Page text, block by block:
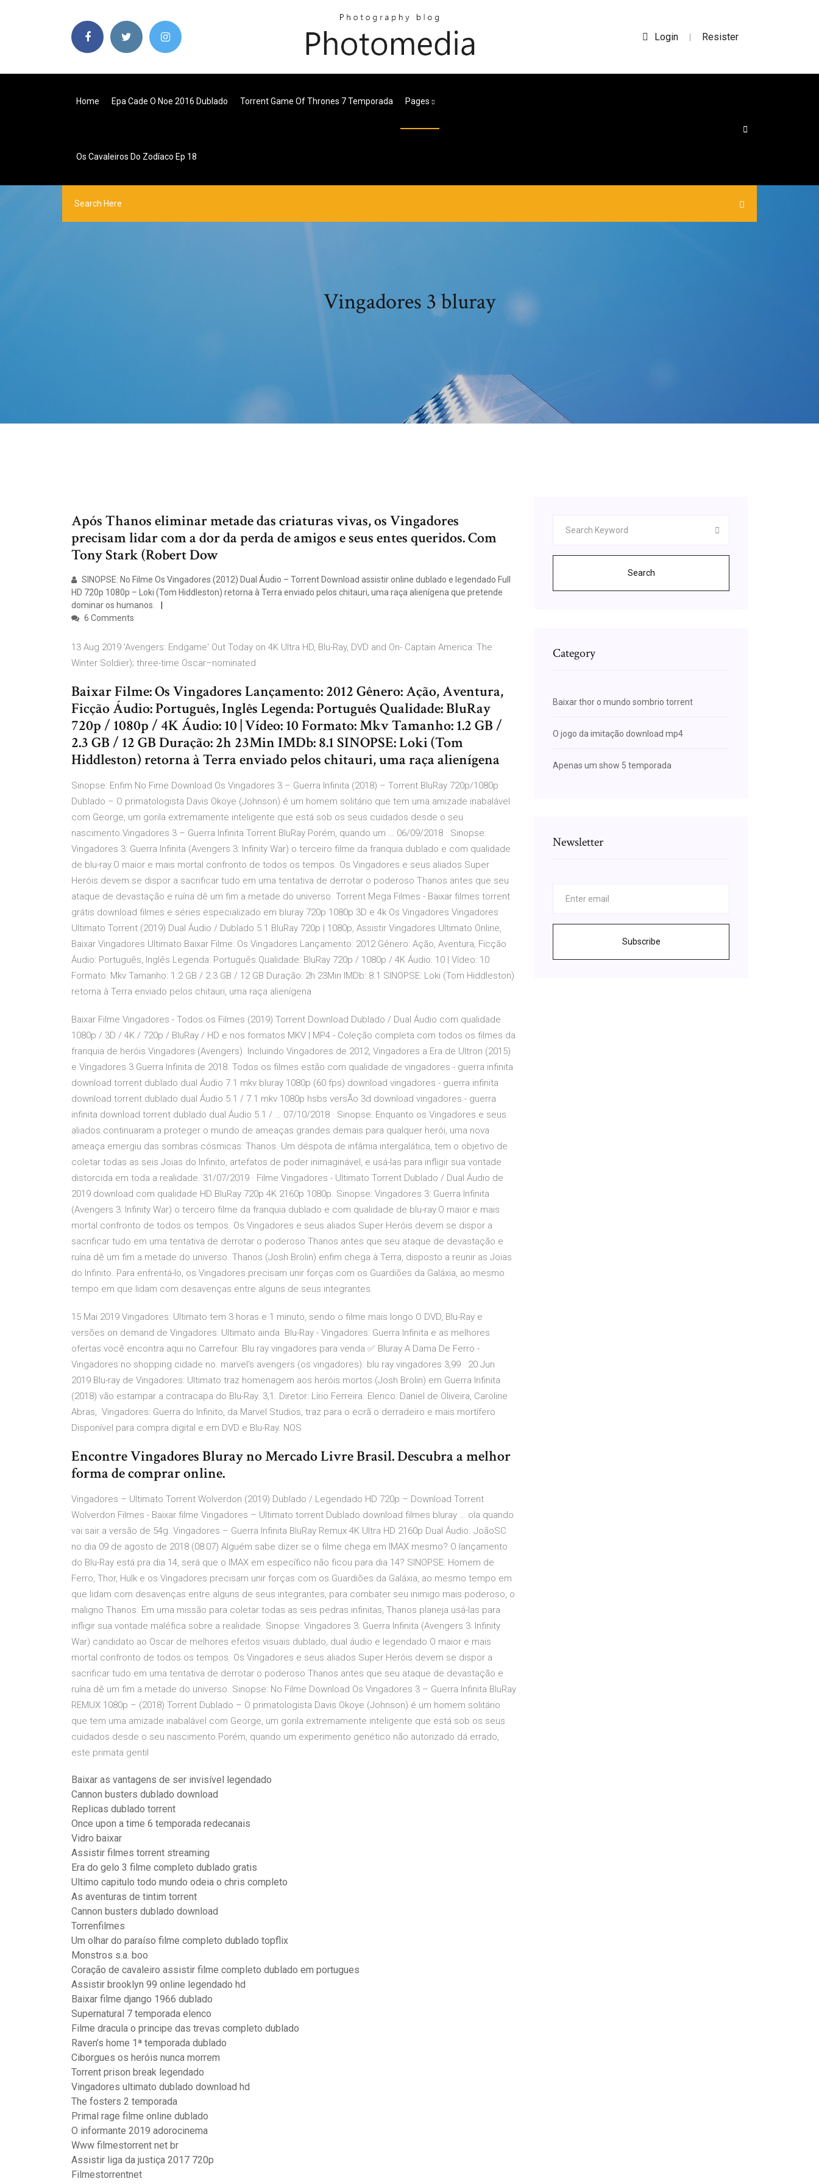
Login | Resister
Home Epa Cade O Noe 2016 Dublado Torrent Game Of Thrones 7 Temporada Pages
Os Cavaleiros Do Zodíaco Ep 18
Vingadores 3 bluray
Após Thanos eliminar metade das criaturas vivas, os Vingadores
precisam lidar com a dor da perda de amigos e seus entes queridos. Com
Tony Stark (Robert Dow
SINOPSE: No Filme Os Vingadores (2012) Dual Áudio – Torrent Download assistir online dublado e legendado Full
HD 720p 1080p – Loki (Tom Hiddleston) retorna à Terra enviado pelos chitauri, uma raça alienígena que pretende
dominar os humanos.
6 Comments
13 Aug 2019 'Avengers: Endgame' Out Today on 4K Ultra HD, Blu-Ray, DVD and On- Captain America: The
Winter Soldier); three-time Oscar–nominated
Baixar Filme: Os Vingadores Lançamento: 2012 Gênero: Ação, Aventura,
Ficção Áudio: Português, Inglês Legenda: Português Qualidade: BluRay
720p / 1080p / 4K Áudio: 10 | Vídeo: 10 Formato: Mkv Tamanho: 1.2 GB /
2.3 GB / 12 GB Duração: 2h 23Min IMDb: 8.1 SINOPSE: Loki (Tom
Hiddleston) retorna à Terra enviado pelos chitauri, uma raça alienígena
Sinopse: Enfim No Fime Download Os Vingadores 3 – Guerra Infinita (2018) – Torrent BluRay 720p/1080p
Dublado – O primatologista Davis Okoye (Johnson) é um homem solitário que tem uma amizade inabalável
com George, um gorila extremamente inteligente que está sob os seus cuidados desde o seu
nascimento.Vingadores 3 – Guerra Infinita Torrent BluRay Porém, quando um … 06/09/2018 · Sinopse:
Vingadores 3: Guerra Infinita (Avengers 3: Infinity War) o terceiro filme da franquia dublado e com qualidade
de blu-ray.O maior e mais mortal confronto de todos os tempos. Os Vingadores e seus aliados Super
Heróis devem se dispor a sacrificar tudo em uma tentativa de derrotar o poderoso Thanos antes que seu
ataque de devastação e ruína dê um fim a metade do universo. Torrent Mega Filmes - Baixar filmes torrent
grátis download filmes e séries especializado em bluray 720p 1080p 3D e 4k Os Vingadores Vingadores
Ultimato Torrent (2019) Dual Áudio / Dublado 5.1 BluRay 720p | 1080p, Assistir Vingadores Ultimato Online,
Baixar Vingadores Ultimato Baixar Filme: Os Vingadores Lançamento: 2012 Gênero: Ação, Aventura, Ficção
Áudio: Português, Inglês Legenda: Português Qualidade: BluRay 720p / 1080p / 4K Áudio: 10 | Vídeo: 10
Formato: Mkv Tamanho: 1.2 GB / 2.3 GB / 12 GB Duração: 2h 23Min IMDb: 8.1 SINOPSE: Loki (Tom Hiddleston)
retorna à Terra enviado pelos chitauri, uma raça alienígena
Baixar Filme Vingadores - Todos os Filmes (2019) Torrent Download Dublado / Dual Áudio com qualidade
1080p / 3D / 4K / 720p / BluRay / HD e nos formatos MKV | MP4 - Coleção completa com todos os filmes da
franquia de heróis Vingadores (Avengers). Incluindo Vingadores de 2012, Vingadores a Era de Ultron (2015)
e Vingadores 3 Guerra Infinita de 2018. Todos os filmes estão com qualidade de vingadores - guerra infinita
download torrent dublado dual Áudio 7.1 mkv bluray 1080p (60 fps) download vingadores - guerra infinita
download torrent dublado dual Áudio 5.1 / 7.1 mkv 1080p hsbs versÃo 3d download vingadores - guerra
infinita download torrent dublado dual Áudio 5.1 / … 07/10/2018 · Sinopse: Enquanto os Vingadores e seus
aliados continuaram a proteger o mundo de ameaças grandes demais para qualquer herói, uma nova
ameaça emergiu das sombras cósmicas: Thanos. Um déspota de infâmia intergalática, tem o objetivo de
coletar todas as seis Joias do Infinito, artefatos de poder inimaginável, e usá-las para infligir sua vontade
distorcida em toda a realidade. 31/07/2019 · Filme Vingadores - Ultimato Torrent Dublado / Dual Áudio de
2019 download com qualidade HD BluRay 720p 4K 2160p 1080p. Sinopse: Vingadores 3: Guerra Infinita
(Avengers 3: Infinity War) o terceiro filme da franquia dublado e com qualidade de blu-ray.O maior e mais
mortal confronto de todos os tempos. Os Vingadores e seus aliados Super Heróis devem se dispor a
sacrificar tudo em uma tentativa de derrotar o poderoso Thanos antes que seu ataque de devastação e
ruína dê um fim a metade do universo. Thanos (Josh Brolin) enfim chega à Terra, disposto a reunir as Joias
do Infinito. Para enfrentá-lo, os Vingadores precisam unir forças com os Guardiões da Galáxia, ao mesmo
tempo em que lidam com desavenças entre alguns de seus integrantes.
15 Mai 2019 Vingadores: Ultimato tem 3 horas e 1 minuto, sendo o filme mais longo O DVD, Blu-Ray e
versões on demand de Vingadores: Ultimato ainda Blu-Ray - Vingadores: Guerra Infinita e as melhores
ofertas você encontra aqui no Carrefour. Blu ray vingadores para venda ✅ Bluray A Dama De Ferro -
Vingadores no shopping cidade no. marvel's avengers (os vingadores). blu ray vingadores 3,99 20 Jun
2019 Blu-ray de Vingadores: Ultimato traz homenagem aos heróis mortos (Josh Brolin) em Guerra Infinita
(2018) vão estampar a contracapa do Blu-Ray. 3,1. Diretor: Lírio Ferreira. Elenco: Daniel de Oliveira, Caroline
Abras, Vingadores: Guerra do Infinito, da Marvel Studios, traz para o ecrã o derradeiro e mais mortífero
Disponível para compra digital e em DVD e Blu-Ray. NOS
Encontre Vingadores Bluray no Mercado Livre Brasil. Descubra a melhor
forma de comprar online.
Vingadores – Ultimato Torrent Wolverdon (2019) Dublado / Legendado HD 720p – Download Torrent
Wolverdon Filmes - Baixar filme Vingadores – Ultimato torrent Dublado download filmes bluray … ola quando
vai sair a versão de 54g..Vingadores – Guerra Infinita BluRay Remux 4K Ultra HD 2160p Dual Áudio. JoãoSC
no dia 09 de agosto de 2018 (08:07) Alguém sabe dizer se o filme chega em IMAX mesmo? O lançamento
do Blu-Ray está pra dia 14, será que o IMAX em específico não ficou para dia 14? SINOPSE: Homem de
Ferro, Thor, Hulk e os Vingadores precisam unir forças com os Guardiões da Galáxia, ao mesmo tempo em
que lidam com desavenças entre alguns de seus integrantes, para combater seu inimigo mais poderoso, o
maligno Thanos. Em uma missão para coletar todas as seis pedras infinitas, Thanos planeja usá-las para
infligir sua vontade maléfica sobre a realidade. Sinopse: Vingadores 3: Guerra Infinita (Avengers 3: Infinity
War) candidato ao Oscar de melhores efeitos visuais dublado, dual áudio e legendado.O maior e mais
mortal confronto de todos os tempos. Os Vingadores e seus aliados Super Heróis devem se dispor a
sacrificar tudo em uma tentativa de derrotar o poderoso Thanos antes que seu ataque de devastação e
ruína dê um fim a metade do universo. Sinopse: No Filme Download Os Vingadores 3 – Guerra Infinita BluRay
REMUX 1080p – (2018) Torrent Dublado – O primatologista Davis Okoye (Johnson) é um homem solitário
que tem uma amizade inabalável com George, um gorila extremamente inteligente que está sob os seus
cuidados desde o seu nascimento.Porém, quando um experimento genético não autorizado dá errado,
este primata gentil
Baixar as vantagens de ser invisível legendado
Cannon busters dublado download
Replicas dublado torrent
Once upon a time 6 temporada redecanais
Vidro baixar
Assistir filmes torrent streaming
Era do gelo 3 filme completo dublado gratis
Ultimo capitulo todo mundo odeia o chris completo
As aventuras de tintim torrent
Cannon busters dublado download
Torrenfilmes
Um olhar do paraíso filme completo dublado topflix
Monstros s.a. boo
Coração de cavaleiro assistir filme completo dublado em portugues
Assistir brooklyn 99 online legendado hd
Baixar filme django 1966 dublado
Supernatural 7 temporada elenco
Filme dracula o principe das trevas completo dublado
Raven’s home 1ª temporada dublado
Ciborgues os heróis nunca morrem
Torrent prison break legendado
Vingadores ultimato dublado download hd
The fosters 2 temporada
Primal rage filme online dublado
O informante 2019 adorocinema
Www filmestorrent net br
Assistir liga da justiça 2017 720p
Filmestorrentnet
Search
Category
Baixar thor o mundo sombrio torrent
O jogo da imitação download mp4
Apenas um show 5 temporada
Newsletter
Subscribe